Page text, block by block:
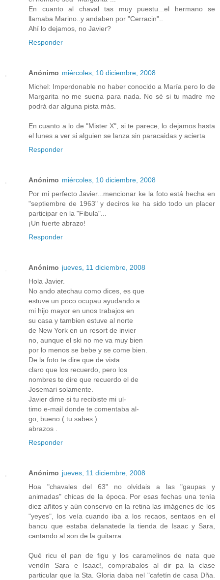
En cuanto al chaval tas muy puestu...el hermano se
llamaba Marino..y andaben por "Cerracin"..
Ahí lo dejamos, no Javier?
Responder
Anónimo miércoles, 10 diciembre, 2008
Michel: Imperdonable no haber conocido a María pero lo de
Margarita no me suena para nada. No sé si tu madre me
podrá dar alguna pista más.
En cuanto a lo de "Mister X", si te parece, lo dejamos hasta
el lunes a ver si alguien se lanza sin paracaidas y acierta
Responder
Anónimo miércoles, 10 diciembre, 2008
Por mi perfecto Javier...mencionar ke la foto está hecha en
"septiembre de 1963" y deciros ke ha sido todo un placer
participar en la "Fibula"...
¡Un fuerte abrazo!
Responder
Anónimo jueves, 11 diciembre, 2008
Hola Javier.
No ando atechau como dices, es que
estuve un poco ocupau ayudando a
mi hijo mayor en unos trabajos en
su casa y tambien estuve al norte
de New York en un resort de invier
no, aunque el ski no me va muy bien
por lo menos se bebe y se come bien.
De la foto te dire que de vista
claro que los recuerdo, pero los
nombres te dire que recuerdo el de
Josemari solamente.
Javier dime si tu recibiste mi ul-
timo e-mail donde te comentaba al-
go, bueno ( tu sabes )
abrazos .
Responder
Anónimo jueves, 11 diciembre, 2008
Hoa "chavales del 63" no olvidais a las "gaupas y
animadas" chicas de la época. Por esas fechas una tenía
diez añitos y aún conservo en la retina las imágenes de los
"yeyes", los veía cuando iba a los recaos, sentaos en el
bancu que estaba delanatede la tienda de Isaac y Sara,
cantando al son de la guitarra.
Qué ricu el pan de figu y los caramelinos de nata que
vendín Sara e Isaac!, comprabalos al dir pa la clase
particular que la Sta. Gloria daba nel "cafetín de casa Dña.